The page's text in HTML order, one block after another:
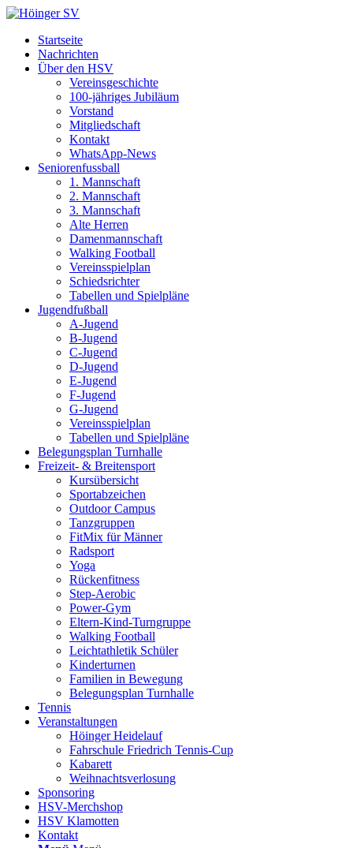
Startseite
Nachrichten
Über den HSV
Vereinsgeschichte
100-jähriges Jubiläum
Vorstand
Mitgliedschaft
Kontakt
WhatsApp-News
Seniorenfussball
1. Mannschaft
2. Mannschaft
3. Mannschaft
Alte Herren
Damenmannschaft
Walking Football
Vereinsspielplan
Schiedsrichter
Tabellen und Spielpläne
Jugendfußball
A-Jugend
B-Jugend
C-Jugend
D-Jugend
E-Jugend
F-Jugend
G-Jugend
Vereinsspielplan
Tabellen und Spielpläne
Belegungsplan Turnhalle
Freizeit- & Breitensport
Kursübersicht
Sportabzeichen
Outdoor Campus
Tanzgruppen
FitMix für Männer
Radsport
Yoga
Rückenfitness
Step-Aerobic
Power-Gym
Eltern-Kind-Turngruppe
Walking Football
Leichtathletik Schüler
Kinderturnen
Familien in Bewegung
Belegungsplan Turnhalle
Tennis
Veranstaltungen
Höinger Heidelauf
Fahrschule Friedrich Tennis-Cup
Kabarett
Weihnachtsverlosung
Sponsoring
HSV-Merchshop
HSV Klamotten
Kontakt